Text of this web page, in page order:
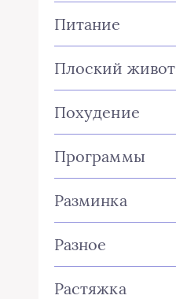
Питание
Плоский живот
Похудение
Программы
Разминка
Разное
Растяжка